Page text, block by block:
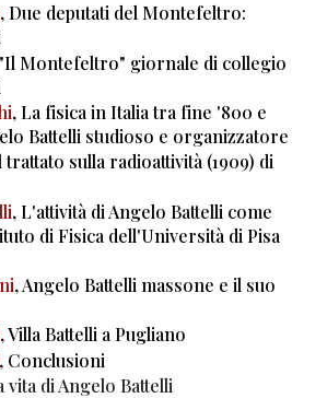
, Due deputati del Montefeltro:
Montefeltro" giornale di collegio
, La fisica in Italia tra fine '800 e
Battelli studioso e organizzatore
trattato sulla radioattività (1909) di
, L'attività di Angelo Battelli come
di Fisica dell'Università di Pisa
, Angelo Battelli massone e il suo
, Villa Battelli a Pugliano
, Conclusioni
di Angelo Battelli